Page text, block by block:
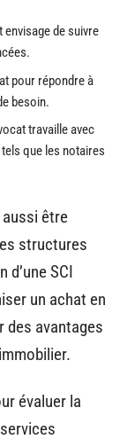
envisage de suivre
pour répondre à
besoin.
travaille avec
que les notaires
être
structures
SCI
un achat en
avantages
évaluer la